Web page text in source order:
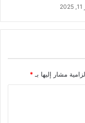
مشار إليها بـ *